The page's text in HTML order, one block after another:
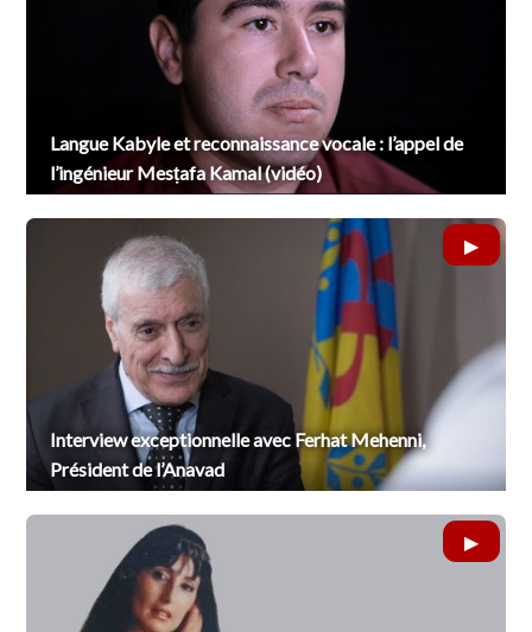
Langue Kabyle et reconnaissance vocale : l’appel de
l’ingénieur Mesṭafa Kamal (vidéo)
Interview exceptionnelle avec Ferhat Mehenni,
Président de l’Anavad